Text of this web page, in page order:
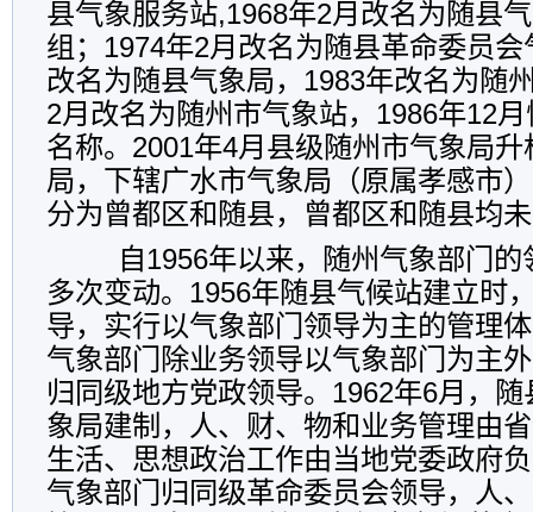
县气象服务站,1968年2月改名为随县
组；1974年2月改名为随县革命委员
改名为随县气象局，1983年改名为随
2月改名为随州市气象站，1986年12
名称。2001年4月县级随州市气象局
局，下辖广水市气象局（原属孝感市
分为曾都区和随县，曾都区和随县均
自1956年以来，随州气象部门的
多次变动。1956年随县气候站建立时
导，实行以气象部门领导为主的管理
气象部门除业务领导以气象部门为主
归同级地方党政领导。1962年6月，
象局建制，人、财、物和业务管理由
生活、思想政治工作由当地党委政府
气象部门归同级革命委员会领导，人